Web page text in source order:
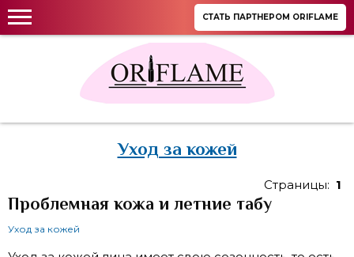
СТАТЬ ПАРТНЕРОМ ORIFLAME
Уход за кожей
Страницы: 1
Проблемная кожа и летние табу
Уход за кожей